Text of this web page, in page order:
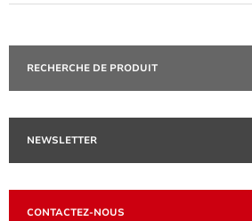
RECHERCHE DE PRODUIT
NEWSLETTER
CONTACTEZ-NOUS